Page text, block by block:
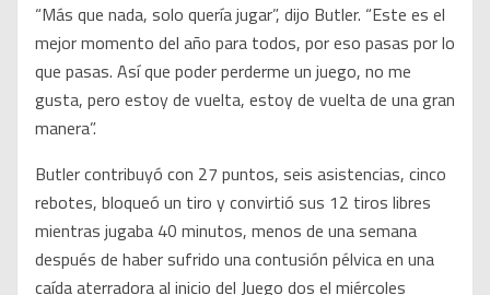
“Más que nada, solo quería jugar”, dijo Butler. “Este es el
mejor momento del año para todos, por eso pasas por lo
que pasas. Así que poder perderme un juego, no me
gusta, pero estoy de vuelta, estoy de vuelta de una gran
manera”.
Butler contribuyó con 27 puntos, seis asistencias, cinco
rebotes, bloqueó un tiro y convirtió sus 12 tiros libres
mientras jugaba 40 minutos, menos de una semana
después de haber sufrido una contusión pélvica en una
caída aterradora al inicio del Juego dos el miércoles